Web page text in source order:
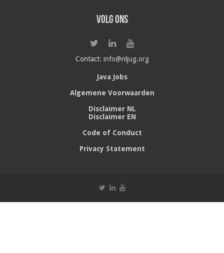
Volg ons
Contact: info@nljug.org
Java Jobs
Algemene Voorwaarden
Disclaimer NL
Disclaimer EN
Code of Conduct
Privacy Statement